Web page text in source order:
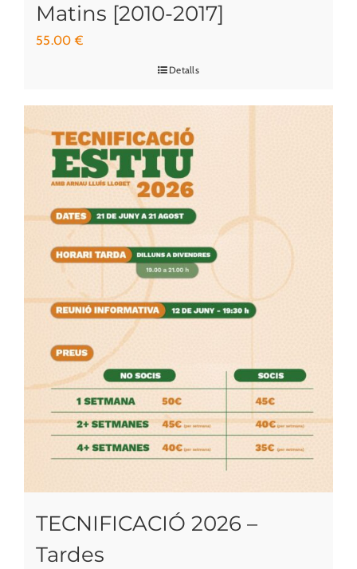
Matins [2010-2017]
55.00€
Detalls
TECNIFICACIÓ 2026 –
Tardes